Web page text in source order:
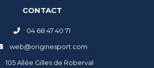
CONTACT
04 68 47 40 71
web@originesport.com
105 Allée Gilles de Roberval